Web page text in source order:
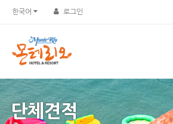
한국어 로그인
단체견적
Sketchbook5, 스케치북5